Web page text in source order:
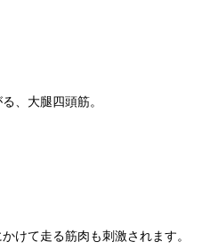
、大腿四頭筋。
けて走る筋肉も刺激されます。